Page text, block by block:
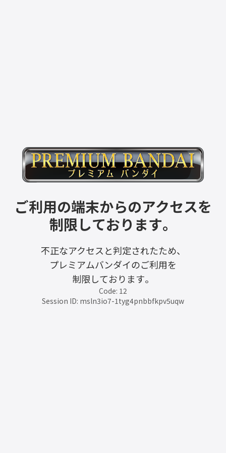
ご利用の端末からのアクセスを
制限しております。
不正なアクセスと判定されたため、
プレミアムバンダイのご利用を
制限しております。
Code: 12
Session ID: msln3io7-1tyg4pnbbfkpv5uqw